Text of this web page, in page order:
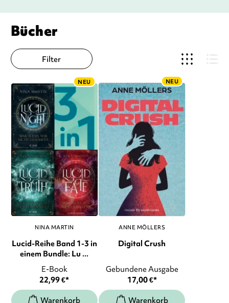
Bücher
Filter
NEU
NINA MARTIN
Lucid-Reihe Band 1-3 in
einem Bundle: Lu ...
E-Book
22,99€*
NEU
ANNE MÖLLERS
Digital Crush
Gebundene Ausgabe
17,00€*